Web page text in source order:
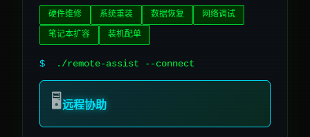
硬件维修 系统重装 数据恢复 网络调试
笔记本扩容 装机配单
$ ./remote-assist --connect
🖥️远程协助